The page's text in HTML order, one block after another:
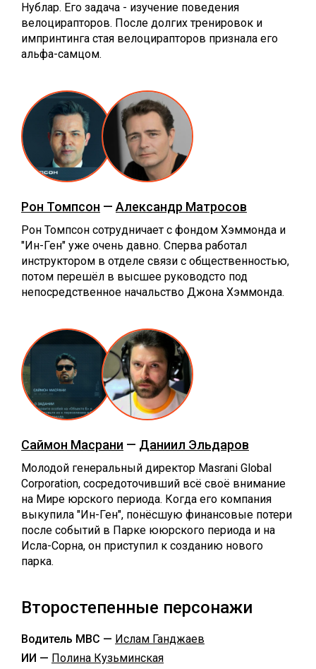
Нублар. Его задача - изучение поведения
велоцирапторов. После долгих тренировок и
импринтинга стая велоцирапторов признала его
альфа-самцом.
Рон Томпсон — Александр Матросов
Рон Томпсон сотрудничает с фондом Хэммонда и
"Ин-Ген" уже очень давно. Сперва работал
инструктором в отделе связи с общественностью,
потом перешёл в высшее руководсто под
непосредственное начальство Джона Хэммонда.
Саймон Масрани — Даниил Эльдаров
Молодой генеральный директор Masrani Global
Corporation, сосредоточивший всё своё внимание
на Мире юрского периода. Когда его компания
выкупила "Ин-Ген", понёсшую финансовые потери
после событий в Парке ююрского периода и на
Исла-Сорна, он приступил к созданию нового
парка.
Второстепенные персонажи
Водитель МВС — Ислам Ганджаев
ИИ — Полина Кузьминская